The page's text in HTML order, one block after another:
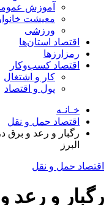
آموزش
معیشت خانوار
ورزشی
اقتصاد استان‌ها
رمزارزها
اقتصاد کسب‌و‌کار
کار و اشتغال
پول و اقتصاد
خـانـه
اقتصاد حمل و نقل
البرز
اقتصاد حمل و نقل